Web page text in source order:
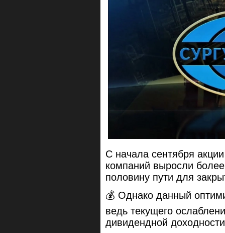
С начала сентября
компаний выросли
половину пути для
💰 Однако данный
ведь текущего
дивидендной